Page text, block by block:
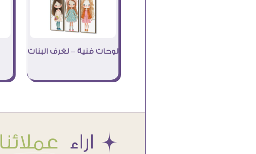
لوحات فنية – لغرف البنات
Æ اراء عملائنا